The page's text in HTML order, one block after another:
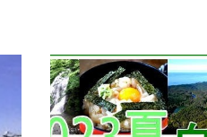
기본정보 보기